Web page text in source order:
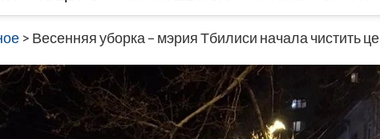
> Весенняя уборка – мэрия Тбилиси начала чистить